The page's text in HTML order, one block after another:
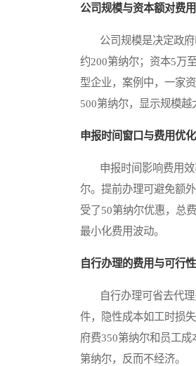
公司规模与资本额对费
公司规模是决定政府
约200第纳尔；资本5万
型企业，案例中，一家
500第纳尔，显示规模越
申报时间窗口与费用优
申报时间影响费用效
尔。提前办理可避免额
受了50第纳尔优惠，总
最小化费用波动。
自行办理的费用与可行
自行办理可省去代理
件，隐性成本如工时损
府费350第纳尔和员工
第纳尔，反而不经济。